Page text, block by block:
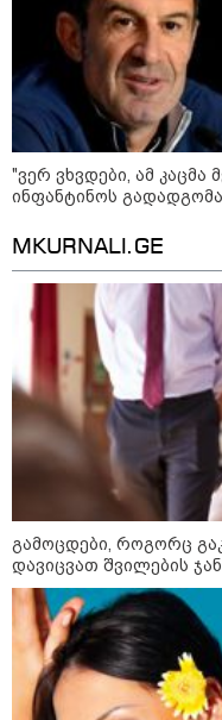
მსოფლიო
"ვერ ვხვდები, ამ კაცმა
ინფანტინოს
MKURNALI.GE
გამოცდები, როგორც
დავიცვათ შვილების